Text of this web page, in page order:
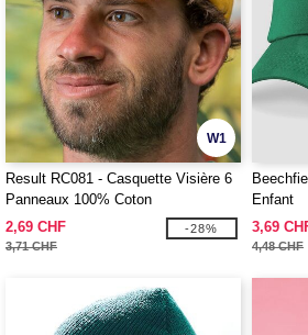
W1
Result RC081 - Casquette Visière 6
Panneaux 100% Coton
2,69 CHF
3,71 CHF
-28%
Enfant
3,69
4,48 CHF